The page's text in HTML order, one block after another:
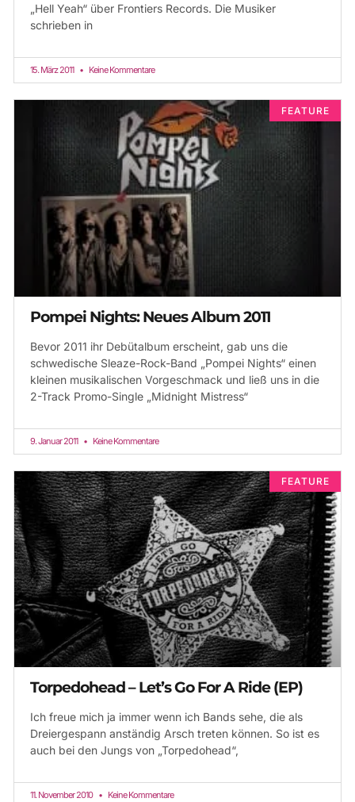
„Hell Yeah“ über Frontiers Records. Die Musiker
schrieben in
15. März 2011 Keine Kommentare
FEATURE
Pompei Nights: Neues Album 2011
Bevor 2011 ihr Debütalbum erscheint, gab uns die
schwedische Sleaze-Rock-Band „Pompei Nights“ einen
kleinen musikalischen Vorgeschmack und ließ uns in die
2-Track Promo-Single „Midnight Mistress“
9. Januar 2011 Keine Kommentare
FEATURE
Torpedohead – Let’s Go For A Ride (EP)
Ich freue mich ja immer wenn ich Bands sehe, die als
Dreiergespann anständig Arsch treten können. So ist es
auch bei den Jungs von „Torpedohead“,
11. November 2010 Keine Kommentare